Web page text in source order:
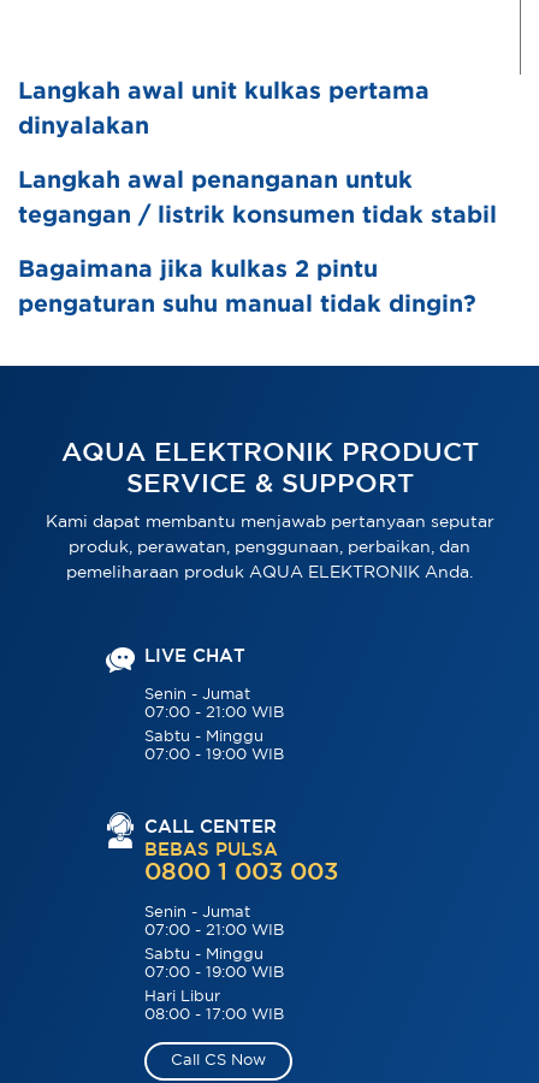
Langkah awal unit kulkas pertama
dinyalakan
Langkah awal penanganan untuk
tegangan / listrik konsumen tidak stabil
Bagaimana jika kulkas 2 pintu
pengaturan suhu manual tidak dingin?
AQUA ELEKTRONIK PRODUCT
SERVICE & SUPPORT
Kami dapat membantu menjawab pertanyaan seputar
produk, perawatan, penggunaan, perbaikan, dan
pemeliharaan produk AQUA ELEKTRONIK Anda.
LIVE CHAT
Senin - Jumat
07:00 - 21:00 WIB
Sabtu - Minggu
07:00 - 19:00 WIB
CALL CENTER
BEBAS PULSA
0800 1 003 003
Senin - Jumat
07:00 - 21:00 WIB
Sabtu - Minggu
07:00 - 19:00 WIB
Hari Libur
08:00 - 17:00 WIB
Call CS Now